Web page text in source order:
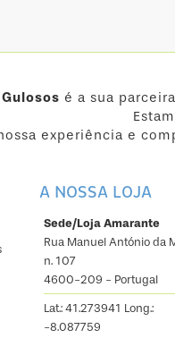
é a sua
experiência e
A NOSSA LOJA
Sede/Loja Amarante
Rua Manuel António da
n. 107
4600-209 - Portugal
Lat.: 41.273941 Long.:
-8.087759